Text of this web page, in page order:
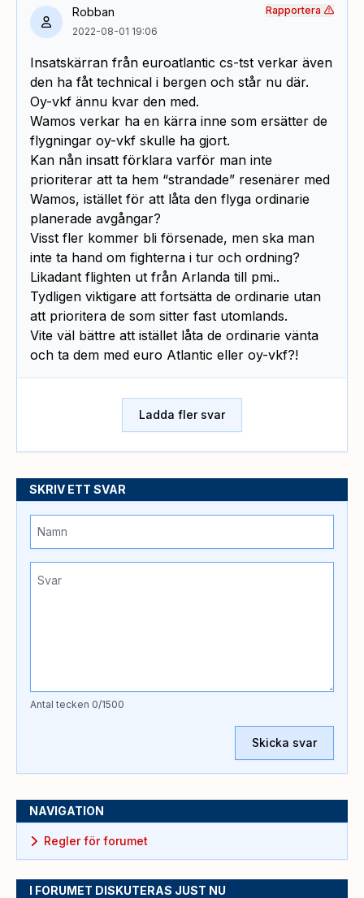
Robban
2022-08-01 19:06
Insatskärran från euroatlantic cs-tst verkar även
den ha fåt technical i bergen och står nu där.
Oy-vkf ännu kvar den med.
Wamos verkar ha en kärra inne som ersätter de
flygningar oy-vkf skulle ha gjort.
Kan nån insatt förklara varför man inte
prioriterar att ta hem “strandade” resenärer med
Wamos, istället för att låta den flyga ordinarie
planerade avgångar?
Visst fler kommer bli försenade, men ska man
inte ta hand om fighterna i tur och ordning?
Likadant flighten ut från Arlanda till pmi..
Tydligen viktigare att fortsätta de ordinarie utan
att prioritera de som sitter fast utomlands.
Vite väl bättre att istället låta de ordinarie vänta
och ta dem med euro Atlantic eller oy-vkf?!
Rapportera
Ladda fler svar
SKRIV ETT SVAR
Antal tecken 0/1500
Skicka svar
NAVIGATION
Regler för forumet
I FORUMET DISKUTERAS JUST NU